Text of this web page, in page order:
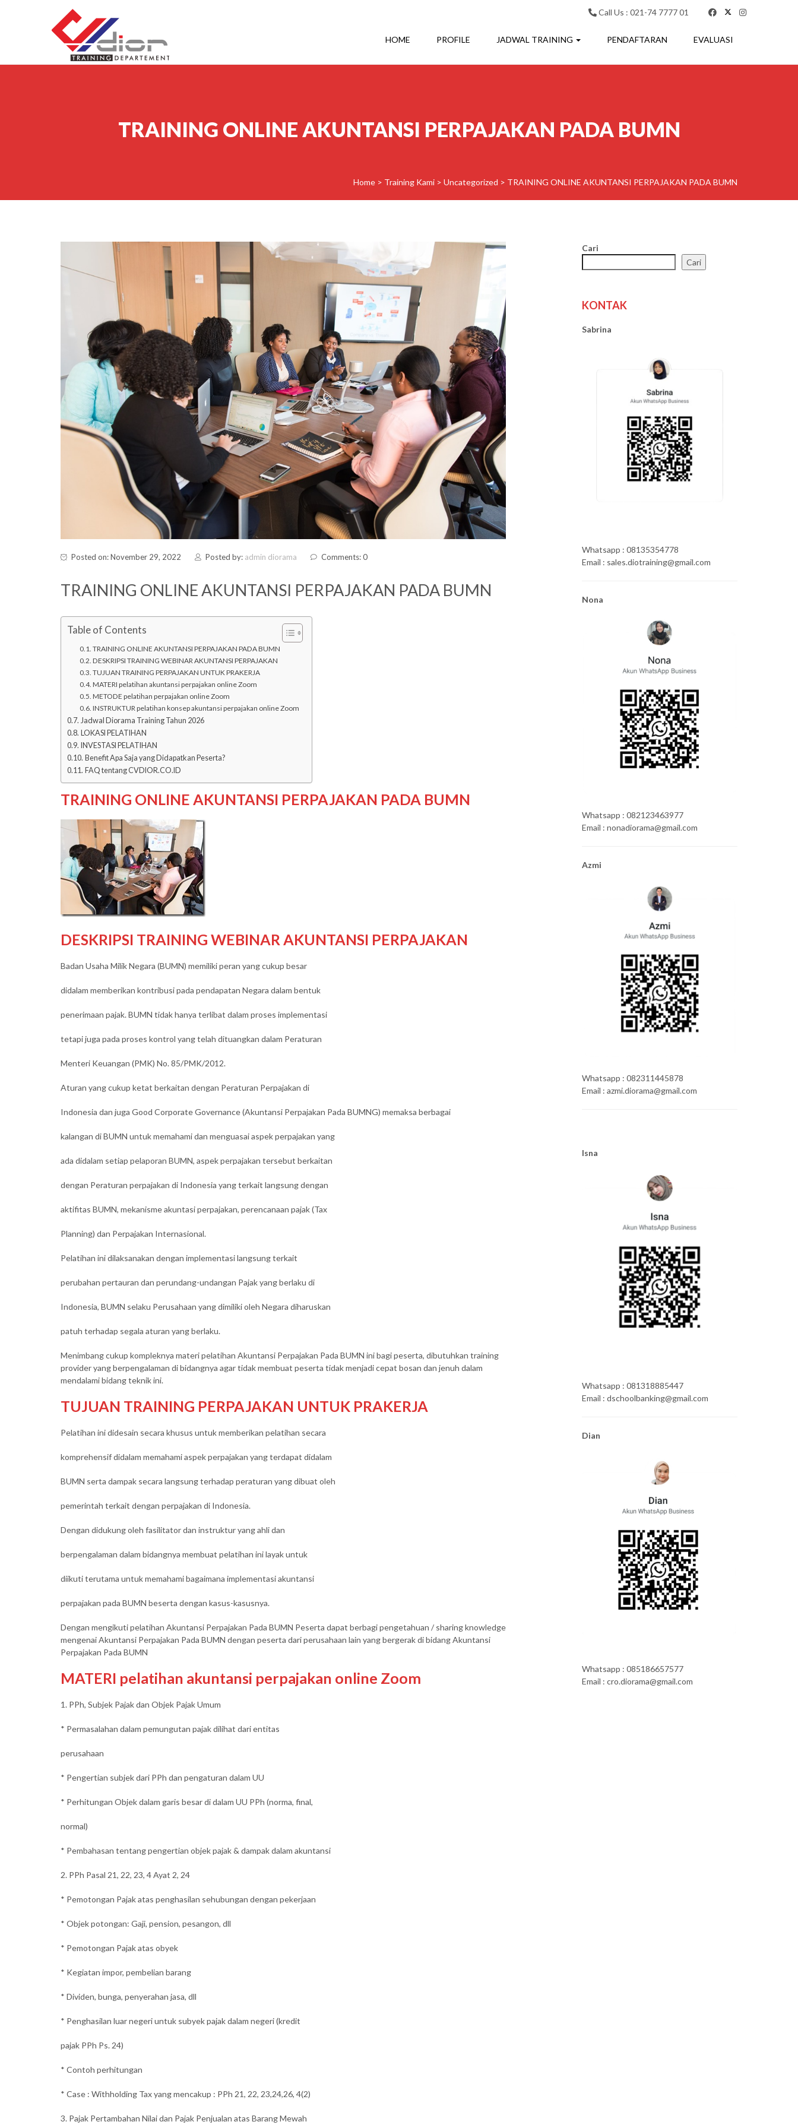
Call Us : 021-74 7777 01
HOME PROFILE JADWAL TRAINING PENDAFTARAN EVALUASI
TRAINING ONLINE AKUNTANSI PERPAJAKAN PADA BUMN
Home > Training Kami > Uncategorized > TRAINING ONLINE AKUNTANSI PERPAJAKAN PADA BUMN
Posted on: November 29, 2022 Posted by: admin diorama Comments: 0
TRAINING ONLINE AKUNTANSI PERPAJAKAN PADA BUMN
Table of Contents
TRAINING ONLINE AKUNTANSI PERPAJAKAN PADA BUMN
DESKRIPSI TRAINING WEBINAR AKUNTANSI PERPAJAKAN
TUJUAN TRAINING PERPAJAKAN UNTUK PRAKERJA
MATERI pelatihan akuntansi perpajakan online Zoom
METODE pelatihan perpajakan online Zoom
INSTRUKTUR pelatihan konsep akuntansi perpajakan online Zoom
Jadwal Diorama Training Tahun 2026
LOKASI PELATIHAN
INVESTASI PELATIHAN
Benefit Apa Saja yang Didapatkan Peserta?
FAQ tentang CVDIOR.CO.ID
TRAINING ONLINE AKUNTANSI PERPAJAKAN PADA BUMN
DESKRIPSI TRAINING WEBINAR AKUNTANSI PERPAJAKAN
Badan Usaha Milik Negara (BUMN) memiliki peran yang cukup besar
didalam memberikan kontribusi pada pendapatan Negara dalam bentuk
penerimaan pajak. BUMN tidak hanya terlibat dalam proses implementasi
tetapi juga pada proses kontrol yang telah dituangkan dalam Peraturan
Menteri Keuangan (PMK) No. 85/PMK/2012.
Aturan yang cukup ketat berkaitan dengan Peraturan Perpajakan di
Indonesia dan juga Good Corporate Governance (Akuntansi Perpajakan Pada BUMNG) memaksa berbagai
kalangan di BUMN untuk memahami dan menguasai aspek perpajakan yang
ada didalam setiap pelaporan BUMN, aspek perpajakan tersebut berkaitan
dengan Peraturan perpajakan di Indonesia yang terkait langsung dengan
aktifitas BUMN, mekanisme akuntasi perpajakan, perencanaan pajak (Tax
Planning) dan Perpajakan Internasional.
Pelatihan ini dilaksanakan dengan implementasi langsung terkait
perubahan pertauran dan perundang-undangan Pajak yang berlaku di
Indonesia, BUMN selaku Perusahaan yang dimiliki oleh Negara diharuskan
patuh terhadap segala aturan yang berlaku.
Menimbang cukup kompleknya materi pelatihan Akuntansi Perpajakan Pada BUMN ini bagi peserta, dibutuhkan training
provider yang berpengalaman di bidangnya agar tidak membuat peserta tidak menjadi cepat bosan dan jenuh dalam
mendalami bidang teknik ini.
TUJUAN TRAINING PERPAJAKAN UNTUK PRAKERJA
Pelatihan ini didesain secara khusus untuk memberikan pelatihan secara
komprehensif didalam memahami aspek perpajakan yang terdapat didalam
BUMN serta dampak secara langsung terhadap peraturan yang dibuat oleh
pemerintah terkait dengan perpajakan di Indonesia.
Dengan didukung oleh fasilitator dan instruktur yang ahli dan
berpengalaman dalam bidangnya membuat pelatihan ini layak untuk
diikuti terutama untuk memahami bagaimana implementasi akuntansi
perpajakan pada BUMN beserta dengan kasus-kasusnya.
Dengan mengikuti pelatihan Akuntansi Perpajakan Pada BUMN Peserta dapat berbagi pengetahuan / sharing knowledge
mengenai Akuntansi Perpajakan Pada BUMN dengan peserta dari perusahaan lain yang bergerak di bidang Akuntansi
Perpajakan Pada BUMN
MATERI pelatihan akuntansi perpajakan online Zoom
1. PPh, Subjek Pajak dan Objek Pajak Umum
* Permasalahan dalam pemungutan pajak dilihat dari entitas
perusahaan
* Pengertian subjek dari PPh dan pengaturan dalam UU
* Perhitungan Objek dalam garis besar di dalam UU PPh (norma, final,
normal)
* Pembahasan tentang pengertian objek pajak & dampak dalam akuntansi
2. PPh Pasal 21, 22, 23, 4 Ayat 2, 24
* Pemotongan Pajak atas penghasilan sehubungan dengan pekerjaan
* Objek potongan: Gaji, pension, pesangon, dll
* Pemotongan Pajak atas obyek
* Kegiatan impor, pembelian barang
* Dividen, bunga, penyerahan jasa, dll
* Penghasilan luar negeri untuk subyek pajak dalam negeri (kredit
pajak PPh Ps. 24)
* Contoh perhitungan
* Case : Withholding Tax yang mencakup : PPh 21, 22, 23,24,26, 4(2)
3. Pajak Pertambahan Nilai dan Pajak Penjualan atas Barang Mewah
Cari
Cari
KONTAK
Sabrina
Whatsapp : 08135354778
Email : sales.diotraining@gmail.com
Nona
Whatsapp : 082123463977
Email : nonadiorama@gmail.com
Azmi
Whatsapp : 082311445878
Email : azmi.diorama@gmail.com
Isna
Whatsapp : 081318885447
Email : dschoolbanking@gmail.com
Dian
Whatsapp : 085186657577
Email : cro.diorama@gmail.com